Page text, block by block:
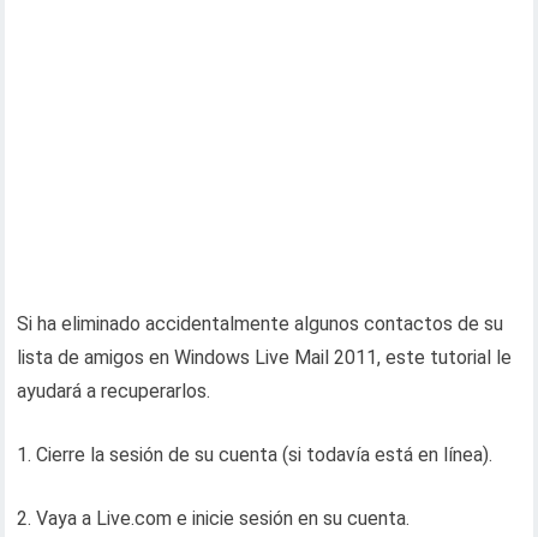
Si ha eliminado accidentalmente algunos contactos de su
lista de amigos en Windows Live Mail 2011, este tutorial le
ayudará a recuperarlos.
1. Cierre la sesión de su cuenta (si todavía está en línea).
2. Vaya a Live.com e inicie sesión en su cuenta.